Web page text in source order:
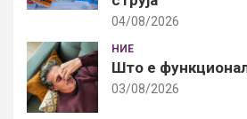
04/08/2026
НИЕ
Што е
03/08/2026